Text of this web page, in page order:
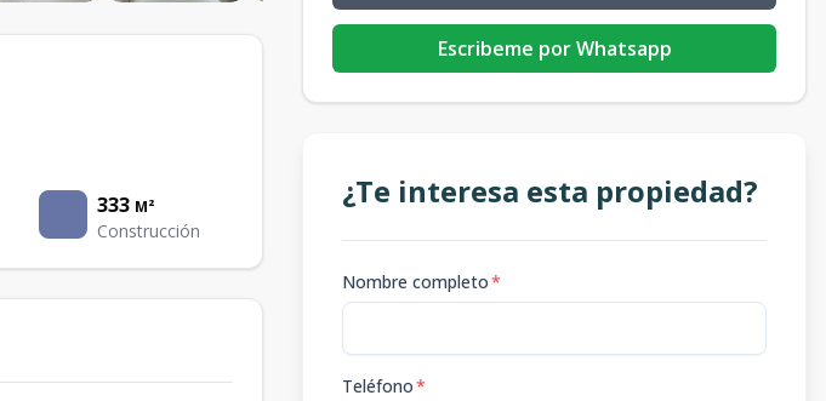
333 M²
Construcción
Escribeme por Whatsapp
¿Te interesa esta propiedad?
Nombre completo*
Teléfono*